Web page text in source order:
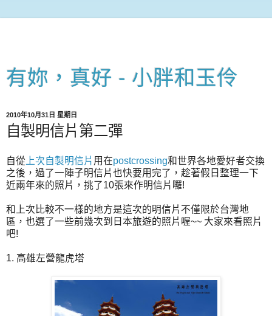
有妳，真好 - 小胖和玉伶
2010年10月31日 星期日
自製明信片第二彈
自從 上次自製明信片 用在postcrossing和世界各地愛好者交換
之後，過了一陣子明信片也快要用完了，趁著假日整理一下
近兩年來的照片，挑了10張來作明信片囉!
和上次比較不一樣的地方是這次的明信片不僅限於台灣地
區，也選了一些前幾次到日本旅遊的照片喔~~ 大家來看照片
吧!
1. 高雄左營龍虎塔